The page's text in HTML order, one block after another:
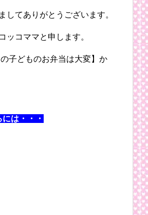
してありがとうございます。
ッコママと申します。
子どものお弁当は大変】か
は・・・